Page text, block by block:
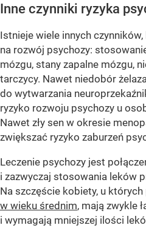
Inne czynniki ryzyka
Istnieje wiele innych
na rozwój psychozy:
mózgu, stany zapalne mózgu,
tarczycy. Nawet niedobór
do wytwarzania
ryzyko rozwoju psychozy u
Nawet zły sen w okresie
zwiększać ryzyko zaburzeń
Leczenie psychozy jest
i zazwyczaj stosowania leków
Na szczęście kobiety, u
w wieku średnim, mają zwykle
i wymagają mniejszej ilości